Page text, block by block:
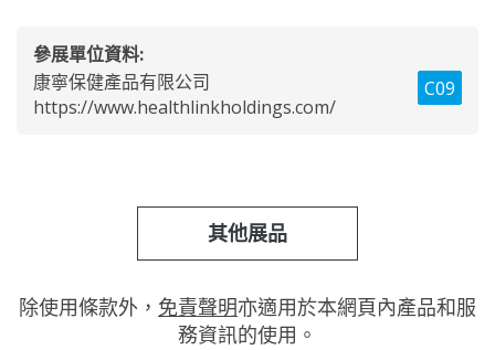
參展單位資料:
C09
康寧保健產品有限公司
https://www.healthlinkholdings.com/
其他展品
除使用條款外， 免責聲明亦適用於本網頁內產品和服
務資訊的使用。